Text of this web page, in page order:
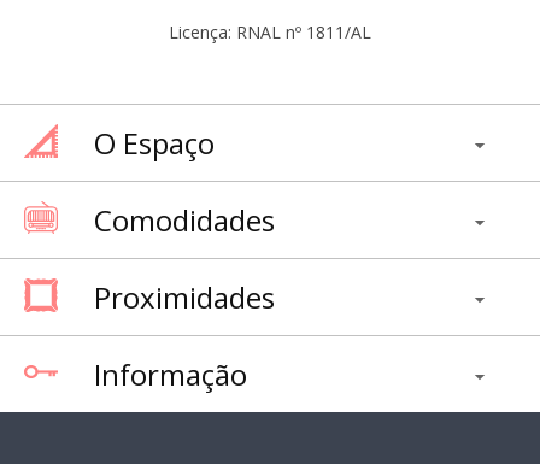
Licença: RNAL nº 1811/AL
O Espaço
Comodidades
Proximidades
Informação